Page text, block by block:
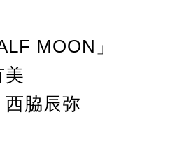
MOON」
美
脇辰弥